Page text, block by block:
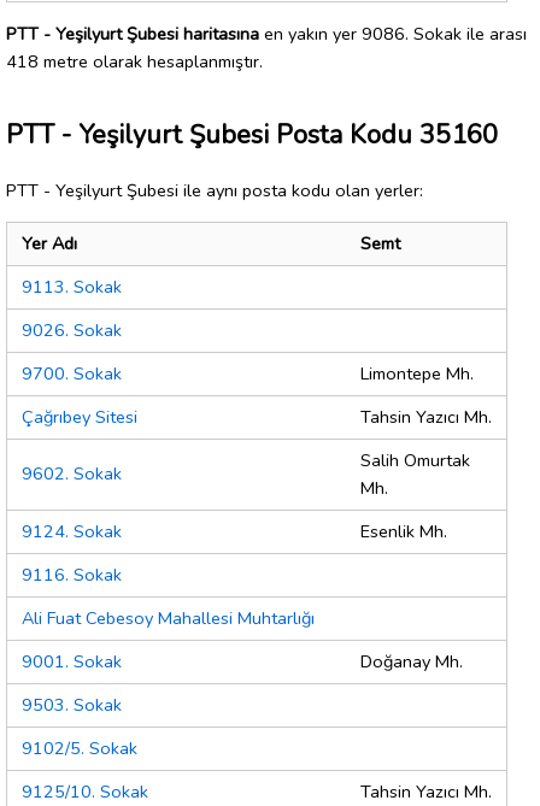
PTT - Yeşilyurt Şubesi haritasına en yakın yer 9086. Sokak ile arası
418 metre olarak hesaplanmıştır.
PTT - Yeşilyurt Şubesi Posta Kodu 35160
PTT - Yeşilyurt Şubesi ile aynı posta kodu olan yerler:
Yer Adı
Semt
9113. Sokak
9026. Sokak
9700. Sokak
Limontepe Mh.
Çağrıbey Sitesi
Tahsin Yazıcı Mh.
9602. Sokak
Salih Omurtak
Mh.
9124. Sokak
Esenlik Mh.
9116. Sokak
Ali Fuat Cebesoy Mahallesi Muhtarlığı
9001. Sokak
Doğanay Mh.
9503. Sokak
9102/5. Sokak
9125/10. Sokak
Tahsin Yazıcı Mh.